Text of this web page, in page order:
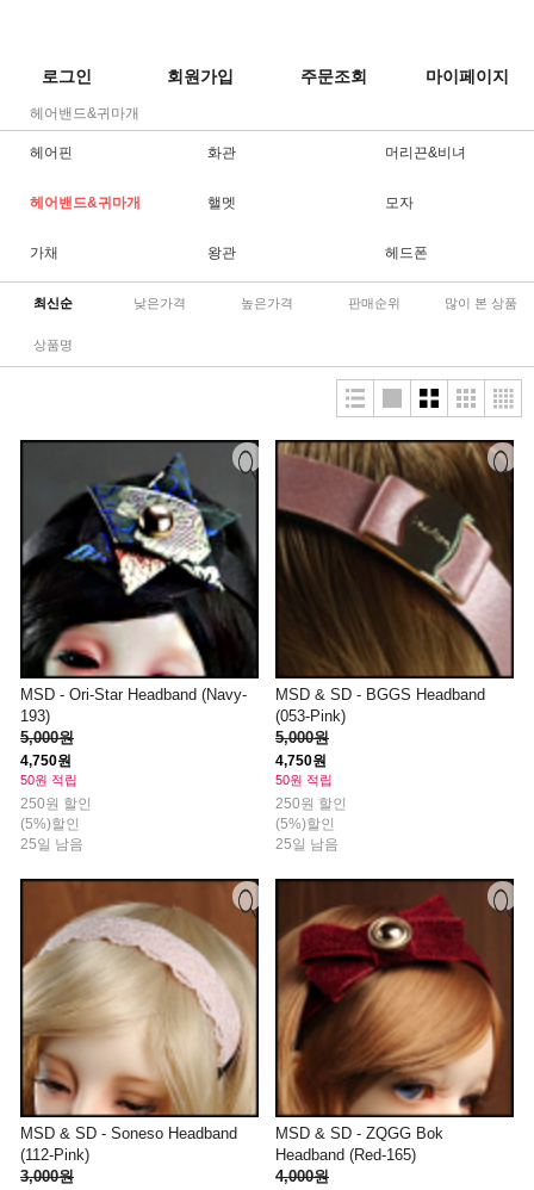
로그인 회원가입 주문조회 마이페이지
헤어밴드&귀마개
헤어핀 화관 머리끈&비녀
헤어밴드&귀마개 핼멧 모자
가채 왕관 헤드폰
최신순 낮은가격 높은가격 판매순위 많이 본 상품
상품명
MSD - Ori-Star Headband (Navy-
193)
5,000원
4,750원
50원 적립
250원 할인
(5%)할인
25일 남음
MSD & SD - BGGS Headband
(053-Pink)
5,000원
4,750원
50원 적립
250원 할인
(5%)할인
25일 남음
MSD & SD - Soneso Headband
(112-Pink)
3,000원
MSD & SD - ZQGG Bok
Headband (Red-165)
4,000원